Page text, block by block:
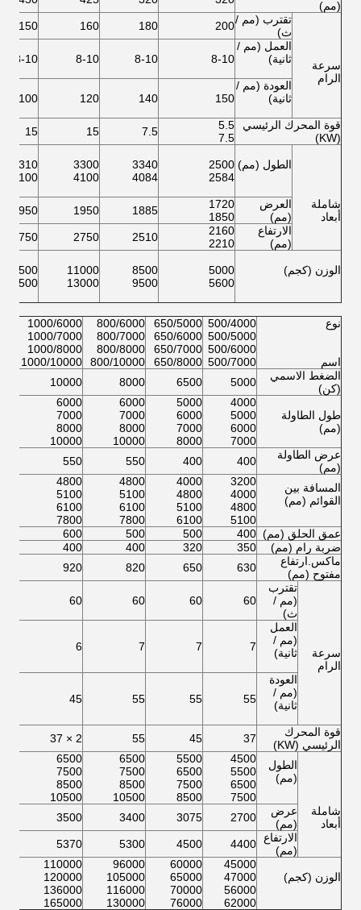
(مم)
سرعة
الرام
تقترب (مم /
ث)
200
180
160
150
العمل (مم /
ثانية)
8-10
8-10
8-10
8-10
العودة (مم /
ثانية)
150
140
120
100
قوة المحرك الرئيسي
(KW)
5.5
7.5
7.5
15
15
شاملة
أبعاد
الطول (مم) 2500
2584
3340
4084
3300
4100
3310
4100
العرض
(مم)
1720
1850
1885
1950
1950
الارتفاع
(مم)
2160
2210
2510
2750
2750
الوزن (كجم)
5000
5600
8500
9500
11000
13000
11500
13500
نوع
اسم
500/4000
500/5000
500/6000
500/7000
650/5000
650/6000
650/7000
650/8000
800/6000
800/7000
800/8000
800/10000
1000/6000
1000/7000
1000/8000
1000/10000
الضغط الاسمي
(كن)
5000
6500
8000
10000
طول الطاولة
(مم)
4000
5000
6000
7000
5000
6000
7000
8000
6000
7000
8000
10000
6000
7000
8000
10000
عرض الطاولة
(مم)
400
400
550
550
المسافة بين
القوائم (مم)
3200
4000
4800
5100
4000
4800
5100
6100
4800
5100
6100
7800
4800
5100
6100
7800
عمق الحلق (مم) 400
500
500
600
ضربة رام (مم)
350
320
400
400
ماكس.ارتفاع
مفتوح (مم)
630
650
820
920
سرعة
الرام
تقترب
(مم /
ث)
60
60
60
60
العمل
(مم /
ثانية)
7
7
7
6
العودة
(مم /
ثانية)
55
55
55
45
قوة المحرك
الرئيسي (KW)
37
45
55
2 × 37
شاملة
أبعاد
الطول
(مم)
4500
5500
6500
7500
5500
6500
7500
8500
6500
7500
8500
10500
6500
7500
8500
10500
عرض
(مم)
2700
3075
3400
3500
الارتفاع
(مم)
4400
4500
5300
5370
الوزن (كجم)
45000
47000
56000
62000
60000
65000
70000
76000
96000
105000
116000
130000
110000
120000
136000
165000